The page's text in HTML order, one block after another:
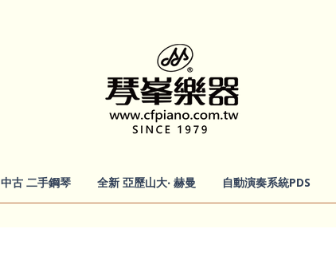
中古 二手鋼琴 全新 亞歷山大‧ 赫曼 自動演奏系統PDS